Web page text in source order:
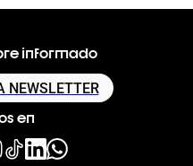
informado
NEWSLETTER
en